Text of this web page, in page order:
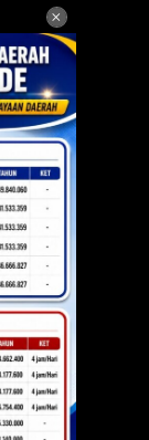
×